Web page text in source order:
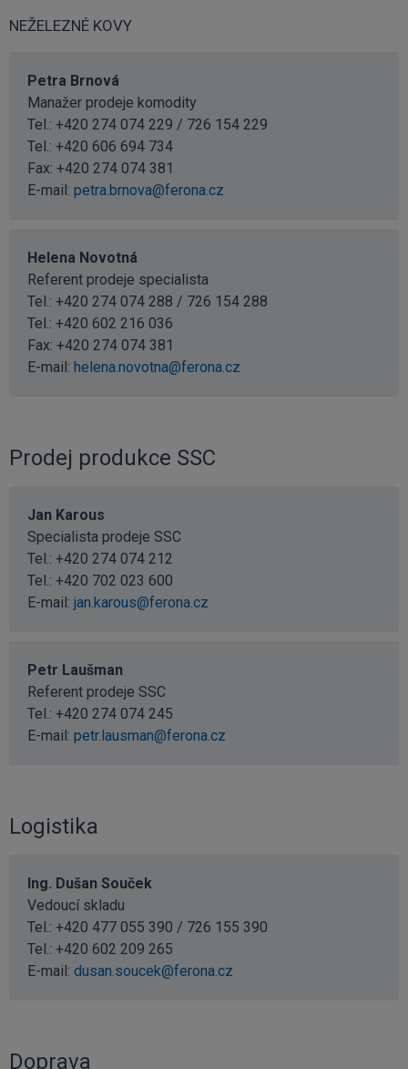
NEŽELEZNÉ KOVY
Petra Brnová
Manažer prodeje komodity
Tel.: +420 274 074 229 / 726 154 229
Tel.: +420 606 694 734
Fax: +420 274 074 381
E-mail: petra.brnova@ferona.cz
Helena Novotná
Referent prodeje specialista
Tel.: +420 274 074 288 / 726 154 288
Tel.: +420 602 216 036
Fax: +420 274 074 381
E-mail: helena.novotna@ferona.cz
Prodej produkce SSC
Jan Karous
Specialista prodeje SSC
Tel.: +420 274 074 212
Tel.: +420 702 023 600
E-mail: jan.karous@ferona.cz
Petr Laušman
Referent prodeje SSC
Tel.: +420 274 074 245
E-mail: petr.lausman@ferona.cz
Logistika
Ing. Dušan Souček
Vedoucí skladu
Tel.: +420 477 055 390 / 726 155 390
Tel.: +420 602 209 265
E-mail: dusan.soucek@ferona.cz
Doprava